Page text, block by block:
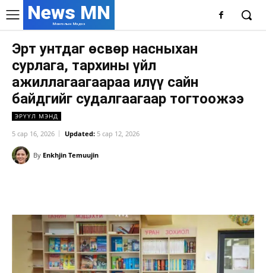
News MN
Монголын Мэдээ
Эрт унтдаг өсвөр насныхан
сурлага, тархины үйл
ажиллагаагаараа илүү сайн
байдгийг судалгаагаар тогтоожээ
ЭРҮҮЛ МЭНД
5 сар 16, 2026 Updated: 5 сар 12, 2026
By Enkhjin Temuujin